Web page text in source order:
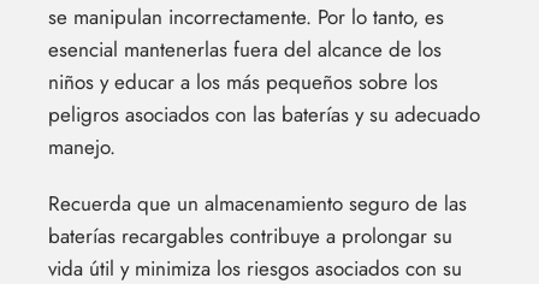
se manipulan incorrectamente. Por lo tanto, es
esencial mantenerlas fuera del alcance de los
niños y educar a los más pequeños sobre los
peligros asociados con las baterías y su adecuado
manejo.
Recuerda que un almacenamiento seguro de las
baterías recargables contribuye a prolongar su
vida útil y minimiza los riesgos asociados con su